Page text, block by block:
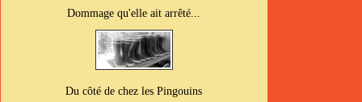
Dommage qu'elle ait arrêté...
Du côté de chez les Pingouins